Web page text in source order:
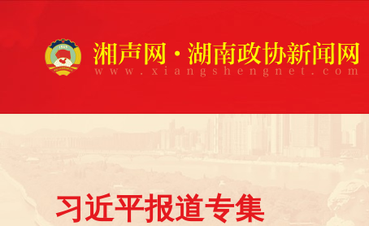
习近平报道专集